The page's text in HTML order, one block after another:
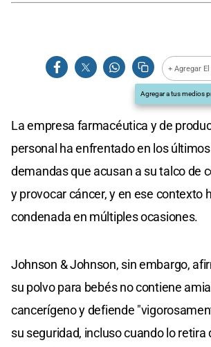
+ Agregar
Agregar a tus medios
La empresa farmacéutica y de
personal ha enfrentado en los
demandas que acusan a su talco de
y provocar cáncer, y en ese contexto
condenada en múltiples ocasiones.
Johnson & Johnson, sin embargo,
su polvo para bebés no contiene
cancerígeno y defiende
su seguridad, incluso cuando lo retira